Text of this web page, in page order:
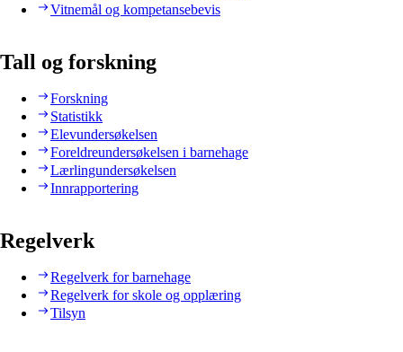
Vitnemål og kompetansebevis
Tall og forskning
Forskning
Statistikk
Elevundersøkelsen
Foreldreundersøkelsen i barnehage
Lærlingundersøkelsen
Innrapportering
Regelverk
Regelverk for barnehage
Regelverk for skole og opplæring
Tilsyn